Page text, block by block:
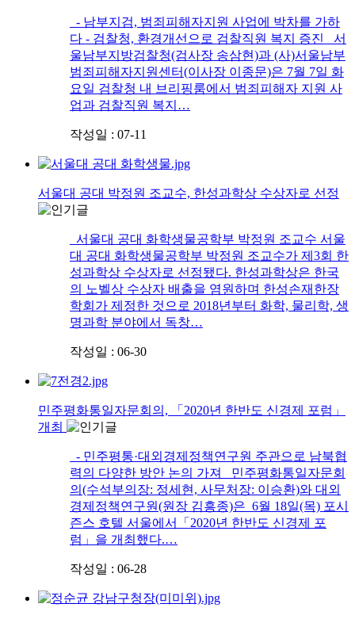
- 남부지검, 범죄피해자지원 사업에 박차를 가하
다 - 검찰청, 환경개선으로 검찰직원 복지 증진 서
울남부지방검찰청(검사장 송삼현)과 (사)서울남부
범죄피해자지원센터(이사장 이종문)은 7월 7일 화
요일 검찰청 내 브리핑룸에서 범죄피해자 지원 사
업과 검찰직원 복지…
작성일 : 07-11
서울대 공대 박정원 조교수, 한성과학상 수상자로 선정
서울대 공대 화학생물공학부 박정원 조교수 서울
대 공대 화학생물공학부 박정원 조교수가 제3회 한
성과학상 수상자로 선정됐다. 한성과학상은 한국
의 노벨상 수상자 배출을 염원하며 한성손재한장
학회가 제정한 것으로 2018년부터 화학, 물리학, 생
명과학 분야에서 독창…
작성일 : 06-30
민주평화통일자문회의, 「2020년 한반도 신경제 포럼」
개최
- 민주평통·대외경제정책연구원 주관으로 남북협
력의 다양한 방안 논의 가져 민주평화통일자문회
의(수석부의장: 정세현, 사무처장: 이승환)와 대외
경제정책연구원(원장 김흥종)은 6월 18일(목) 포시
즌스 호텔 서울에서「2020년 한반도 신경제 포
럼」을 개최했다.…
작성일 : 06-28